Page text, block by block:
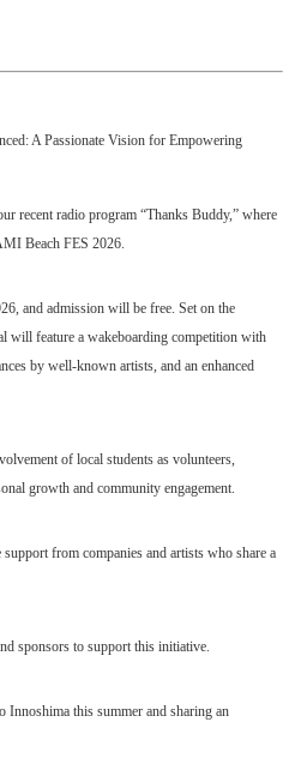
A Passionate Vision for Empowering
recent radio program “Thanks Buddy,” where
Beach FES 2026.
and admission will be free. Set on the
will feature a wakeboarding competition with
by well-known artists, and an enhanced
of local students as volunteers,
growth and community engagement.
from companies and artists who share a
sponsors to support this initiative.
this summer and sharing an